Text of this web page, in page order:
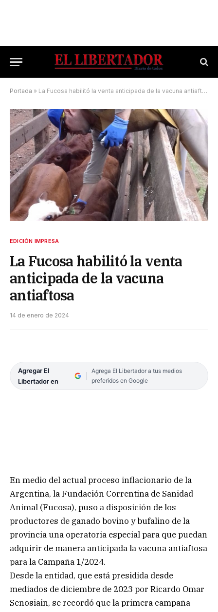
Portada » La Fucosa habilitó la venta anticipada de la vacuna antiaftosa
EDICIÓN IMPRESA
La Fucosa habilitó la venta
anticipada de la vacuna
antiaftosa
14 de enero de 2024
Agregar El
Libertador en
Agrega El Libertador a tus medios
preferidos en Google
En medio del actual proceso inflacionario de la
Argentina, la Fundación Correntina de Sanidad
Animal (Fucosa), puso a disposición de los
productores de ganado bovino y bufalino de la
provincia una operatoria especial para que puedan
adquirir de manera anticipada la vacuna antiaftosa
para la Campaña 1/2024.
Desde la entidad, que está presidida desde
mediados de diciembre de 2023 por Ricardo Omar
Senosiain, se recordó que la primera campaña